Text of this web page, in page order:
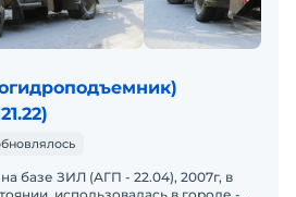
базе ЗИЛ (АГП - 22.04), 2007г, в